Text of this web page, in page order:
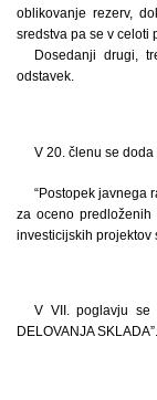
oblikovanje rezerv,
sredstva pa se v celoti
Dosedanji drugi,
odstavek.
V 20. členu se
“Postopek javnega
za oceno predloženih
investicijskih projektov
V VII. poglavju se
DELOVANJA SKLADA”.